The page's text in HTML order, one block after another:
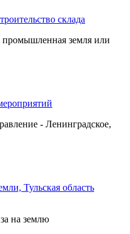
склада
земля или
- Ленинградское,
Тульская область
на землю